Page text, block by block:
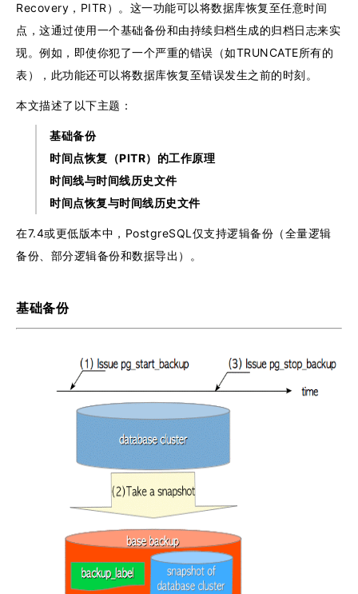
Recovery，PITR）。这一功能可以将数据库恢复至任意时间
点，这通过使用一个基础备份和由持续归档生成的归档日志来实
现。例如，即使你犯了一个严重的错误（如TRUNCATE所有的
表），此功能还可以将数据库恢复至错误发生之前的时刻。
本文描述了以下主题：
基础备份
时间点恢复（PITR）的工作原理
时间线与时间线历史文件
时间点恢复与时间线历史文件
在7.4或更低版本中，PostgreSQL仅支持逻辑备份（全量逻辑
备份、部分逻辑备份和数据导出）。
基础备份